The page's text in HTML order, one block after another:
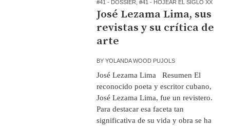
#41 - DOSSIER ,#41 - HOJEAR EL SIGLO XX
José Lezama Lima, sus
revistas y su crítica de
arte
BYYOLANDA WOOD PUJOLS
José Lezama Lima Resumen El
reconocido poeta y escritor cubano,
José Lezama Lima, fue un revistero.
Para destacar esa faceta tan
significativa de su vida y obra se ha